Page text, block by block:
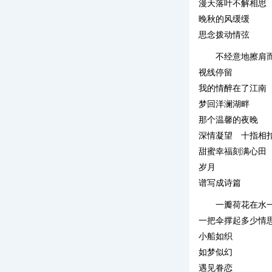
漫天落叶不解相思
晚秋的风缓缓
思念拨动情弦
不经意地擦肩
视线停留
我的情醉在了江南
梦回洋澜湖畔
那个温馨的夜晚
深情凝望 十指相
甜蜜幸福刻满心田
岁月
谱写成诗篇
一瓣荷花在水
一把伞撑起多少情
小船如织
如梦似幻
遇见眷恋